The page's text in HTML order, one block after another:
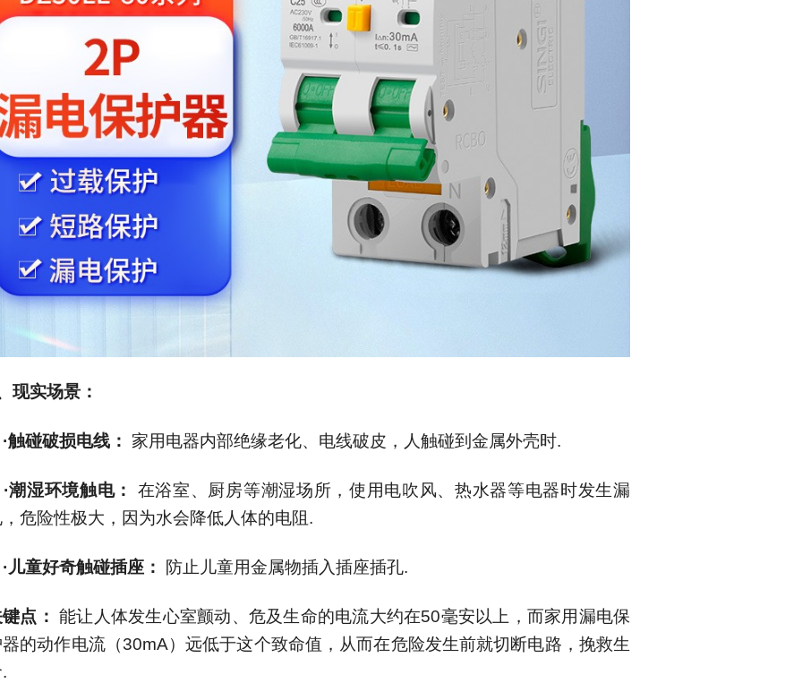
现实场景：
·触碰破损电线： 家用电器内部绝缘老化、电线破皮，人触碰到金属外壳时.
·潮湿环境触电：
在浴室、厨房等潮湿场所，使用电吹风、热水器等电器时发生漏
危险性极大，因为水会降低人体的电阻 .
·儿童好奇触碰插座： 防止儿童用金属物插入插座插孔.
点： 能让人体发生心室颤动、危及生命的电流大约在50毫安以上，而家用漏电保
的动作电流（30mA）远低于这个致命值，从而在危险发生前就切断电路，挽救生
.